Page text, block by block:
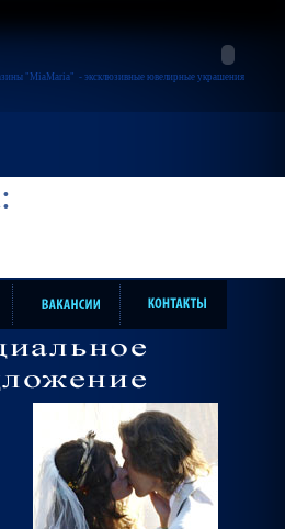
"MiaMaria" - эксклюзивные ювелирные украшения